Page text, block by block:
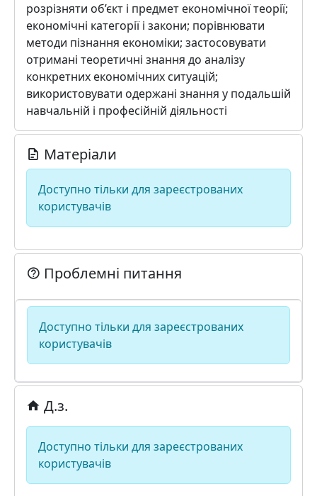
розрізняти об’єкт і предмет економічної теорії;
економічні категорії і закони; порівнювати
методи пізнання економіки; застосовувати
отримані теоретичні знання до аналізу
конкретних економічних ситуацій;
використовувати одержані знання у подальшій
навчальній і професійній діяльності
Матеріали
Доступно тільки для зареєстрованих
користувачів
Проблемні питання
Доступно тільки для зареєстрованих
користувачів
Д.з.
Доступно тільки для зареєстрованих
користувачів